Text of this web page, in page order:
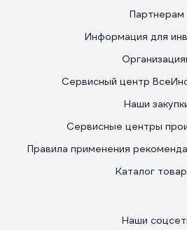
Партнерам
Информация для
Сервисный центр
Наши
Сервисные центры
Правила применения
Каталог
Наши